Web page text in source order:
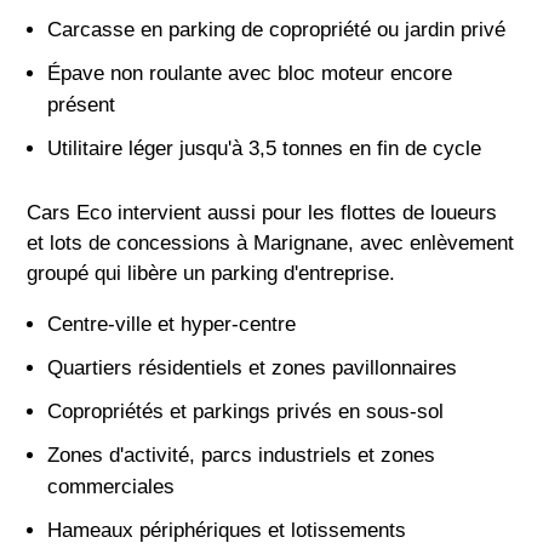
Carcasse en parking de copropriété ou jardin privé
Épave non roulante avec bloc moteur encore
présent
Utilitaire léger jusqu'à 3,5 tonnes en fin de cycle
Cars Eco intervient aussi pour les flottes de loueurs
et lots de concessions à Marignane, avec enlèvement
groupé qui libère un parking d'entreprise.
Centre-ville et hyper-centre
Quartiers résidentiels et zones pavillonnaires
Copropriétés et parkings privés en sous-sol
Zones d'activité, parcs industriels et zones
commerciales
Hameaux périphériques et lotissements